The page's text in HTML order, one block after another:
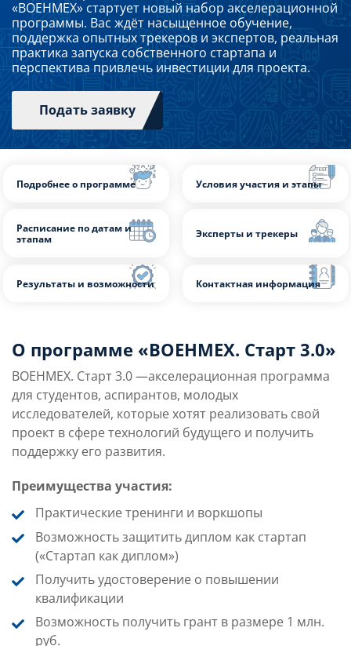
Партнерам
НИОКР
«ВОЕНМЕХ» стартует новый набор акселерационной
программы. Вас ждёт насыщенное обучение,
поддержка опытных трекеров и экспертов, реальная
практика запуска собственного стартапа и
перспектива привлечь инвестиции для проекта.
Подать заявку
Подробнее о программе Условия участия и
этапам
Эксперты и трекеры
Результаты и возможности Контактная
О программе «ВОЕНМЕХ. Старт 3.0»
ВОЕНМЕХ. Старт 3.0 —акселерационная программа
для студентов, аспирантов, молодых
исследователей, которые хотят реализовать свой
проект в сфере технологий будущего и получить
поддержку его развития.
Преимущества участия:
Практические тренинги и воркшопы
Возможность защитить диплом как стартап
(«Стартап как диплом»)
Получить удостоверение о повышении
квалификации
Возможность получить грант в размере 1 млн.
руб.